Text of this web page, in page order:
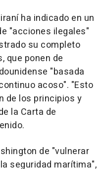
ha indicado en un
"acciones ilegales"
su completo
que ponen de
"basada
acoso". "Esto
de los principios y
la Carta de
de "vulnerar
seguridad marítima",